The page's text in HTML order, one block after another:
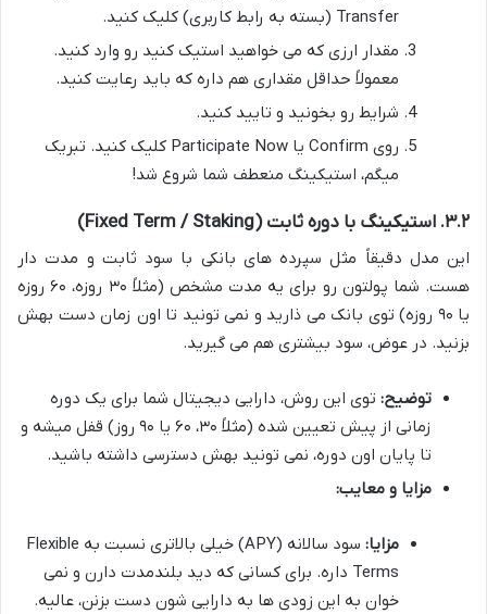
Transfer (بسته به رابط کاربری) کلیک کنید.
مقدار ارزی که می خواهید استیک کنید رو وارد کنید.
معمولاً حداقل مقداری هم داره که باید رعایت کنید.
شرایط رو بخونید و تایید کنید.
روی Confirm یا Participate Now کلیک کنید. تبریک
میگم، استیکینگ منعطف شما شروع شد!
۳.۲. استیکینگ با دوره ثابت (Fixed Term / Staking)
این مدل دقیقاً مثل سپرده های بانکی با سود ثابت و مدت دار
هست. شما پولتون رو برای یه مدت مشخص (مثلاً ۳۰ روزه، ۶۰ روزه
یا ۹۰ روزه) توی بانک می ذارید و نمی تونید تا اون زمان دست بهش
بزنید. در عوض، سود بیشتری هم می گیرید.
توضیح: توی این روش، دارایی دیجیتال شما برای یک دوره
زمانی از پیش تعیین شده (مثلاً ۳۰، ۶۰ یا ۹۰ روز) قفل میشه و
تا پایان اون دوره، نمی تونید بهش دسترسی داشته باشید.
مزایا و معایب:
مزایا:
سود سالانه (APY) خیلی بالاتری نسبت به Flexible
Terms داره. برای کسانی که دید بلندمدت دارن و نمی
خوان به این زودی ها به دارایی شون دست بزنن، عالیه.